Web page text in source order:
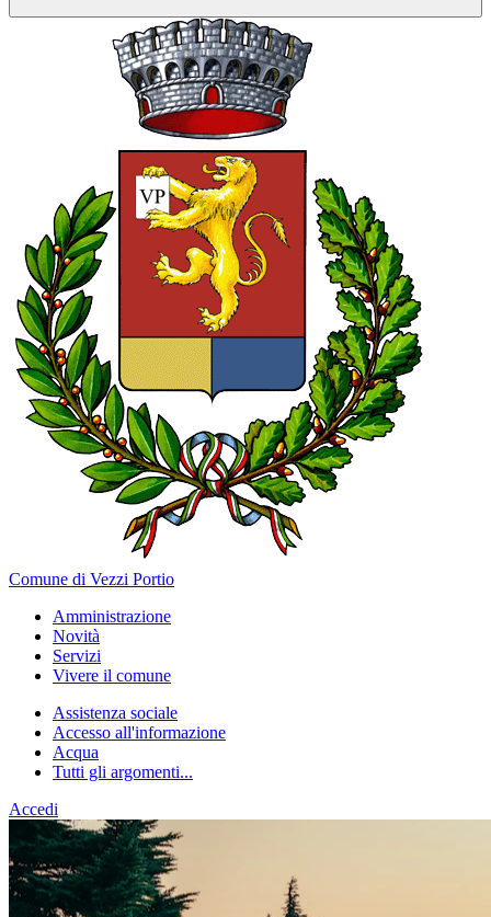
Comune di Vezzi Portio
Amministrazione
Novità
Servizi
Vivere il comune
Assistenza sociale
Accesso all'informazione
Acqua
Tutti gli argomenti...
Accedi